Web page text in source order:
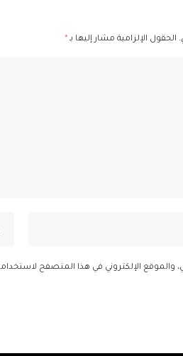
الحقول الإلزامية مشار إليها بـ *
والموقع الإلكتروني في هذا المتصفح